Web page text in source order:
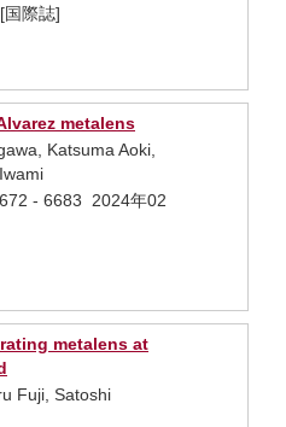
際誌]
metalens
Katsuma Aoki,
- 6683 2024年02
metalens at
Fuji, Satoshi